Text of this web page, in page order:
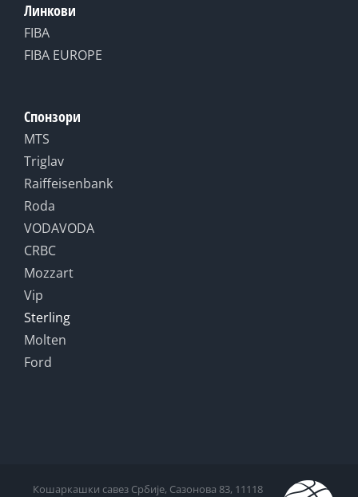
Линкови
FIBA
FIBA EUROPE
Спонзори
MTS
Triglav
Raiffeisenbank
Roda
VODAVODA
CRBC
Mozzart
Vip
Sterling
Molten
Ford
Кошаркашки савез Србије, Сазонова 83, 11118